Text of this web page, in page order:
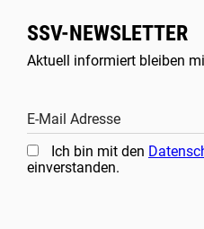
SSV-NEWSLETTER
Aktuell informiert bleiben
E-Mail Adresse
Ich bin mit den
einverstanden.